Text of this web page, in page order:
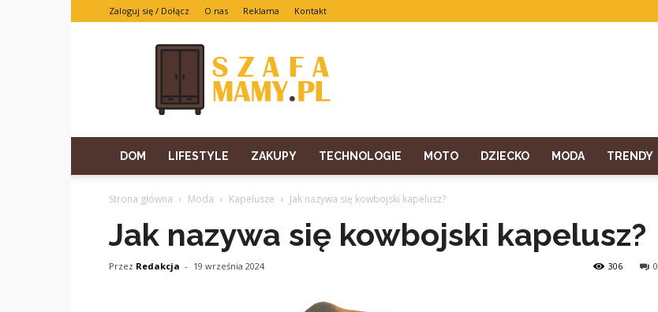
Zaloguj się / Dołącz O nas Reklama Kontakt
DOM LIFESTYLE ZAKUPY TECHNOLOGIE MOTO DZIECKO MODA TRENDY
Strona główna Moda Kapelusze Jak nazywa się kowbojski kapelusz?
Jak nazywa się kowbojski kapelusz?
Przez Redakcja - 19 września 2024 0
306